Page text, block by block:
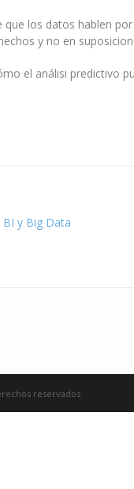
que los datos hablen
y no en
el análisi predictivo
y Big Data
reservados